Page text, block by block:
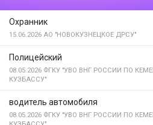
Охранник
15.06.2026 АО "НОВОКУЗНЕЦКОЕ ДРСУ"
Полицейский
08.05.2026 ФГКУ "УВО ВНГ РОССИИ ПО
КУЗБАССУ"
водитель автомобиля
08.05.2026 ФГКУ "УВО ВНГ РОССИИ ПО